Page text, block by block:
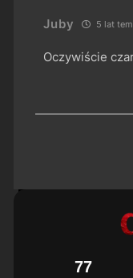
Juby 5 lat
Oczywiście
77